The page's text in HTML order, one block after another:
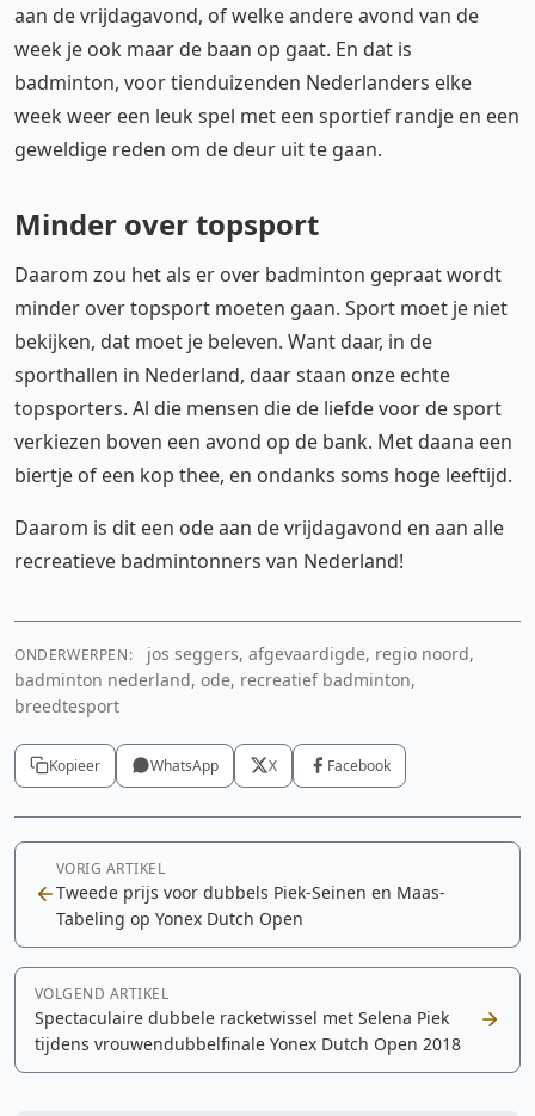
aan de vrijdagavond, of welke andere avond van de
week je ook maar de baan op gaat. En dat is
badminton, voor tienduizenden Nederlanders elke
week weer een leuk spel met een sportief randje en een
geweldige reden om de deur uit te gaan.
Minder over topsport
Daarom zou het als er over badminton gepraat wordt
minder over topsport moeten gaan. Sport moet je niet
bekijken, dat moet je beleven. Want daar, in de
sporthallen in Nederland, daar staan onze echte
topsporters. Al die mensen die de liefde voor de sport
verkiezen boven een avond op de bank. Met daana een
biertje of een kop thee, en ondanks soms hoge leeftijd.
Daarom is dit een ode aan de vrijdagavond en aan alle
recreatieve badmintonners van Nederland!
ONDERWERPEN:
jos seggers, afgevaardigde, regio noord,
badminton nederland, ode, recreatief badminton,
breedtesport
Kopieer WhatsApp X Facebook
VORIG ARTIKEL
Tweede prijs voor dubbels Piek-Seinen en Maas-
Tabeling op Yonex Dutch Open
VOLGEND ARTIKEL
Spectaculaire dubbele racketwissel met Selena Piek
tijdens vrouwendubbelfinale Yonex Dutch Open 2018